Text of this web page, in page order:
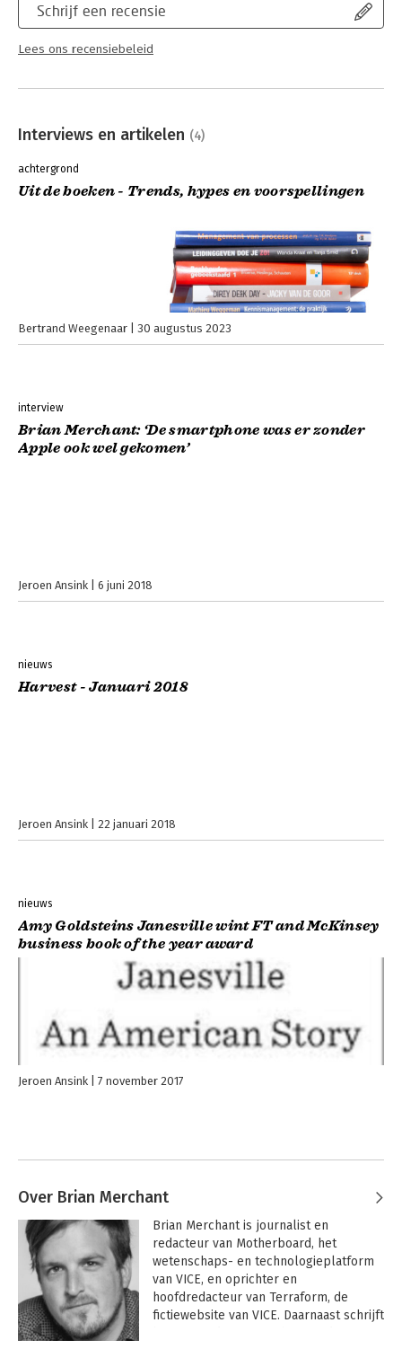
Schrijf een recensie
Lees ons recensiebeleid
Interviews en artikelen (4)
achtergrond
Uit de boeken - Trends, hypes en voorspellingen
Bertrand Weegenaar 30 augustus 2023
interview
Brian Merchant: ‘De smartphone was er zonder
Apple ook wel gekomen’
Jeroen Ansink 6 juni 2018
nieuws
Harvest - Januari 2018
Jeroen Ansink 22 januari 2018
nieuws
Amy Goldsteins Janesville wint FT and McKinsey
business book of the year award
Jeroen Ansink 7 november 2017
Over Brian Merchant
Brian Merchant is journalist en
redacteur van Motherboard, het
wetenschaps- en technologieplatform
van VICE, en oprichter en
hoofdredacteur van Terraform, de
fictiewebsite van VICE. Daarnaast schrijft